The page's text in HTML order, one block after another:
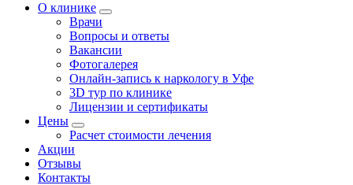
О клинике
Врачи
Вопросы и ответы
Вакансии
Фотогалерея
Онлайн-запись к наркологу в Уфе
3D тур по клинике
Лицензии и сертификаты
Цены
Расчет стоимости лечения
Акции
Отзывы
Контакты